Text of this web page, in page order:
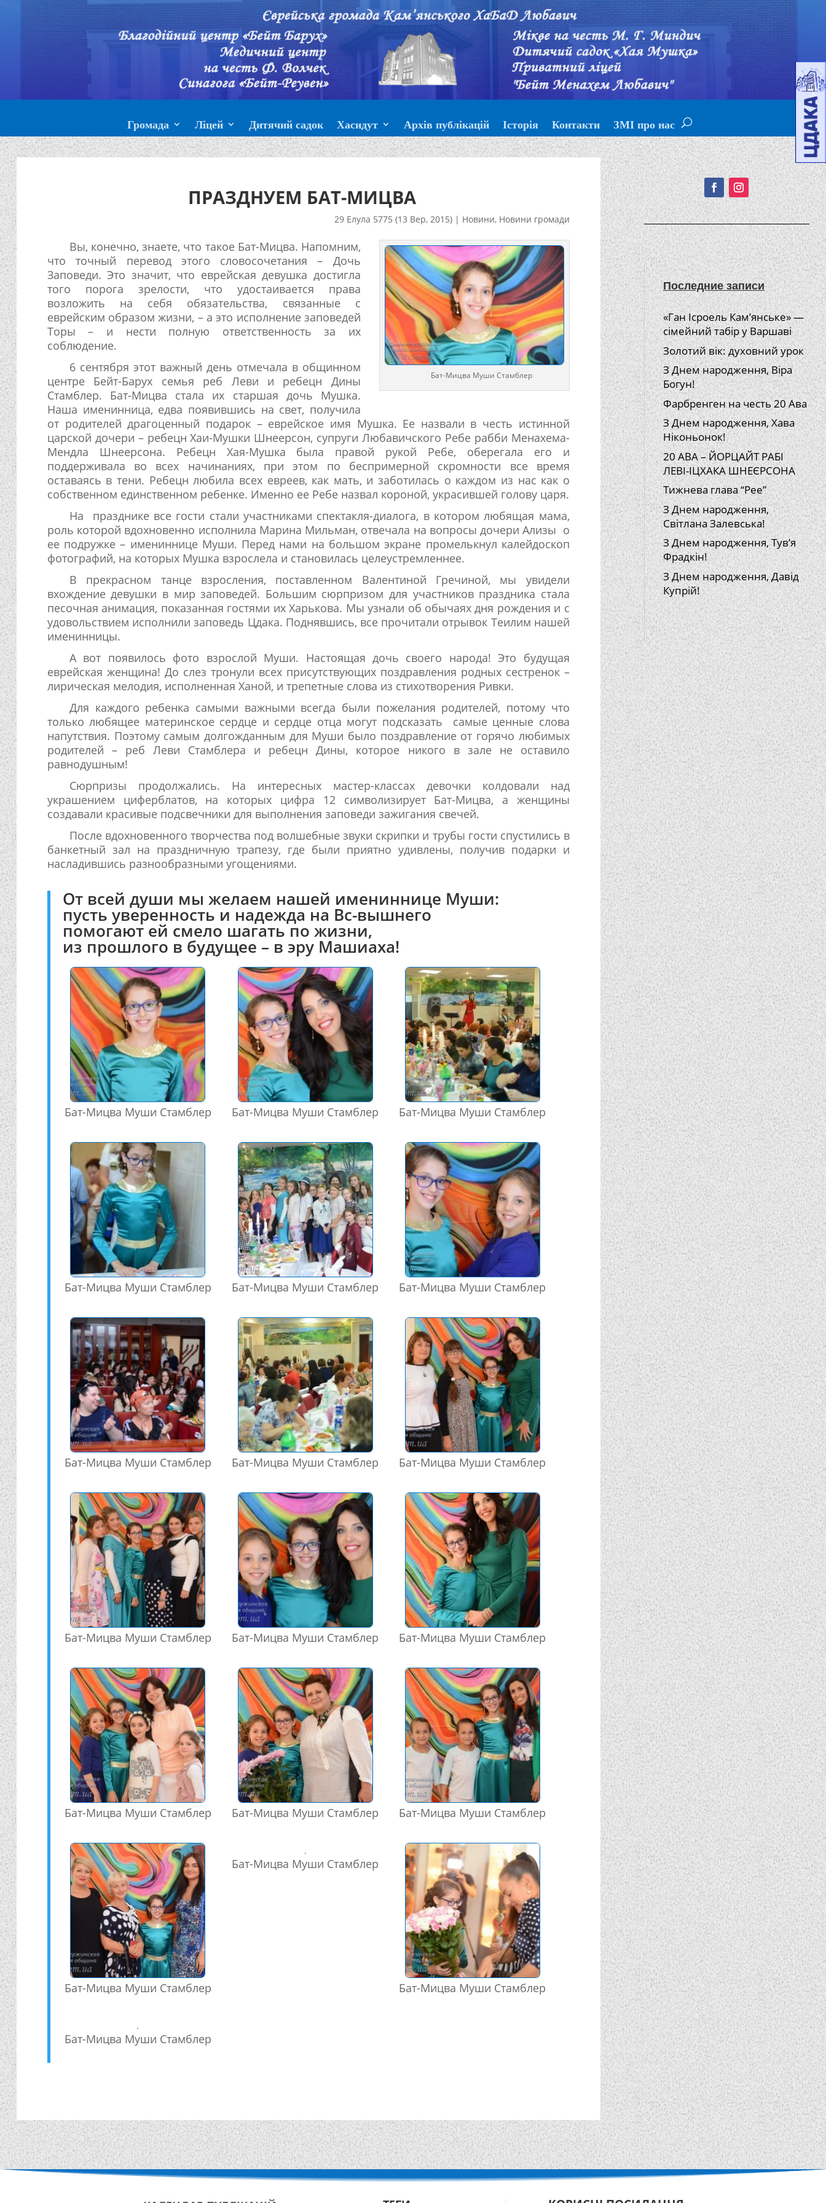
Громада Ліцей Дитячий садок Хасидут Архів публікацій Історія Контакти ЗМІ про нас
ПРАЗДНУЕМ БАТ-МИЦВА
29 Елула 5775 (13 Вер, 2015)| Новини, Новини громади
Бат-Мицва Муши Стамблер
Вы, конечно, знаете, что такое Бат-Мицва. Напомним,
что точный перевод этого словосочетания – Дочь
Заповеди. Это значит, что еврейская девушка достигла
того порога зрелости, что удостаивается права
возложить на себя обязательства, связанные с
еврейским образом жизни, – а это исполнение заповедей
Торы – и нести полную ответственность за их
соблюдение.
6 сентября этот важный день отмечала в общинном
центре Бейт-Барух семья реб Леви и ребецн Дины
Стамблер. Бат-Мицва стала их старшая дочь Мушка.
Наша именинница, едва появившись на свет, получила
от родителей драгоценный подарок – еврейское имя Мушка. Ее назвали в честь истинной
царской дочери – ребецн Хаи-Мушки Шнеерсон, супруги Любавичского Ребе рабби Менахема-
Мендла Шнеерсона. Ребецн Хая-Мушка была правой рукой Ребе, оберегала его и
поддерживала во всех начинаниях, при этом по беспримерной скромности все время
оставаясь в тени. Ребецн любила всех евреев, как мать, и заботилась о каждом из нас как о
собственном единственном ребенке. Именно ее Ребе назвал короной, украсившей голову царя.
На празднике все гости стали участниками спектакля-диалога, в котором любящая мама,
роль которой вдохновенно исполнила Марина Мильман, отвечала на вопросы дочери Ализы о
ее подружке – имениннице Муши. Перед нами на большом экране промелькнул калейдоскоп
фотографий, на которых Мушка взрослела и становилась целеустремленнее.
В прекрасном танце взросления, поставленном Валентиной Гречиной, мы увидели
вхождение девушки в мир заповедей. Большим сюрпризом для участников праздника стала
песочная анимация, показанная гостями их Харькова. Мы узнали об обычаях дня рождения и с
удовольствием исполнили заповедь Цдака. Поднявшись, все прочитали отрывок Теилим нашей
именинницы.
А вот появилось фото взрослой Муши. Настоящая дочь своего народа! Это будущая
еврейская женщина! До слез тронули всех присутствующих поздравления родных сестренок –
лирическая мелодия, исполненная Ханой, и трепетные слова из стихотворения Ривки.
Для каждого ребенка самыми важными всегда были пожелания родителей, потому что
только любящее материнское сердце и сердце отца могут подсказать самые ценные слова
напутствия. Поэтому самым долгожданным для Муши было поздравление от горячо любимых
родителей – реб Леви Стамблера и ребецн Дины, которое никого в зале не оставило
равнодушным!
Сюрпризы продолжались. На интересных мастер-классах девочки колдовали над
украшением циферблатов, на которых цифра 12 символизирует Бат-Мицва, а женщины
создавали красивые подсвечники для выполнения заповеди зажигания свечей.
После вдохновенного творчества под волшебные звуки скрипки и трубы гости спустились в
банкетный зал на праздничную трапезу, где были приятно удивлены, получив подарки и
насладившись разнообразными угощениями.
От всей души мы желаем нашей имениннице Муши:
пусть уверенность и надежда на Вс-вышнего
помогают ей смело шагать по жизни,
из прошлого в будущее – в эру Машиаха!
Бат-Мицва Муши Стамблер Бат-Мицва Муши Стамблер Бат-Мицва Муши Стамблер
Бат-Мицва Муши Стамблер Бат-Мицва Муши Стамблер Бат-Мицва Муши Стамблер
Бат-Мицва Муши Стамблер Бат-Мицва Муши Стамблер Бат-Мицва Муши Стамблер
Бат-Мицва Муши Стамблер Бат-Мицва Муши Стамблер Бат-Мицва Муши Стамблер
Бат-Мицва Муши Стамблер Бат-Мицва Муши Стамблер Бат-Мицва Муши Стамблер
Бат-Мицва Муши Стамблер
Бат-Мицва Муши Стамблер
Бат-Мицва Муши Стамблер
Бат-Мицва Муши Стамблер
Подписывайтесь!
Последние записи
«Ган Ісроель Кам’янське» —
сімейний табір у Варшаві
Золотий вік: духовний урок
З Днем народження, Віра
Богун!
Фарбренген на честь 20 Ава
З Днем народження, Хава
Ніконьонок!
20 АВА – ЙОРЦАЙТ РАБІ
ЛЕВІ-ІЦХАКА ШНЕЄРСОНА
Тижнева глава “Рее”
З Днем народження,
Світлана Залевська!
З Днем народження, Тув’я
Фрадкін!
З Днем народження, Давід
Купрій!